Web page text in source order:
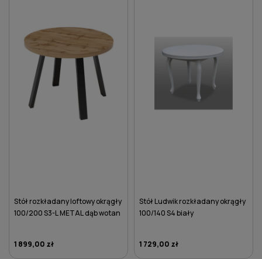
Stół rozkładany loftowy okrągły
100/200 S3-L METAL dąb wotan
1 899,00 zł
Stół Ludwik rozkładany okrągły
100/140 S4 biały
1 729,00 zł